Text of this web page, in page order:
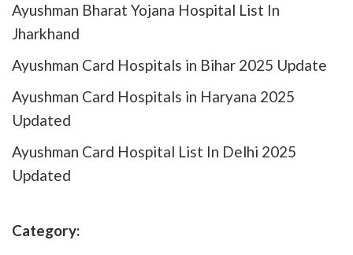
Ayushman Bharat Yojana Hospital List In
Jharkhand
Ayushman Card Hospitals in Bihar 2025 Update
Ayushman Card Hospitals in Haryana 2025
Updated
Ayushman Card Hospital List In Delhi 2025
Updated
Category: